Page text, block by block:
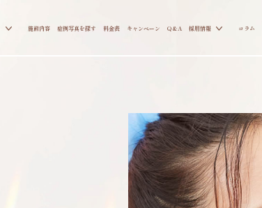
施術内容 症例写真を探す 料金表 キャンペーン Q&A 採用情報 コラム